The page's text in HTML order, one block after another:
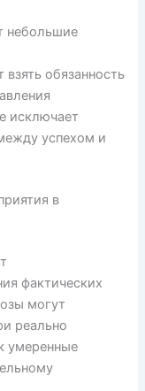
небольшие
обязанность
исключает
успехом и
в
фактических
могут
реально
умеренные